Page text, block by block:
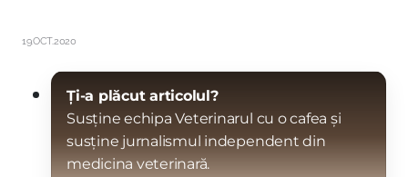
19.OCT.2020
Ți-a plăcut articolul?
Susține echipa Veterinarul cu o cafea și
susține jurnalismul independent din
medicina veterinară.